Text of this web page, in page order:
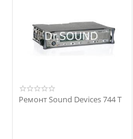
Ремонт Sound Devices 744 T